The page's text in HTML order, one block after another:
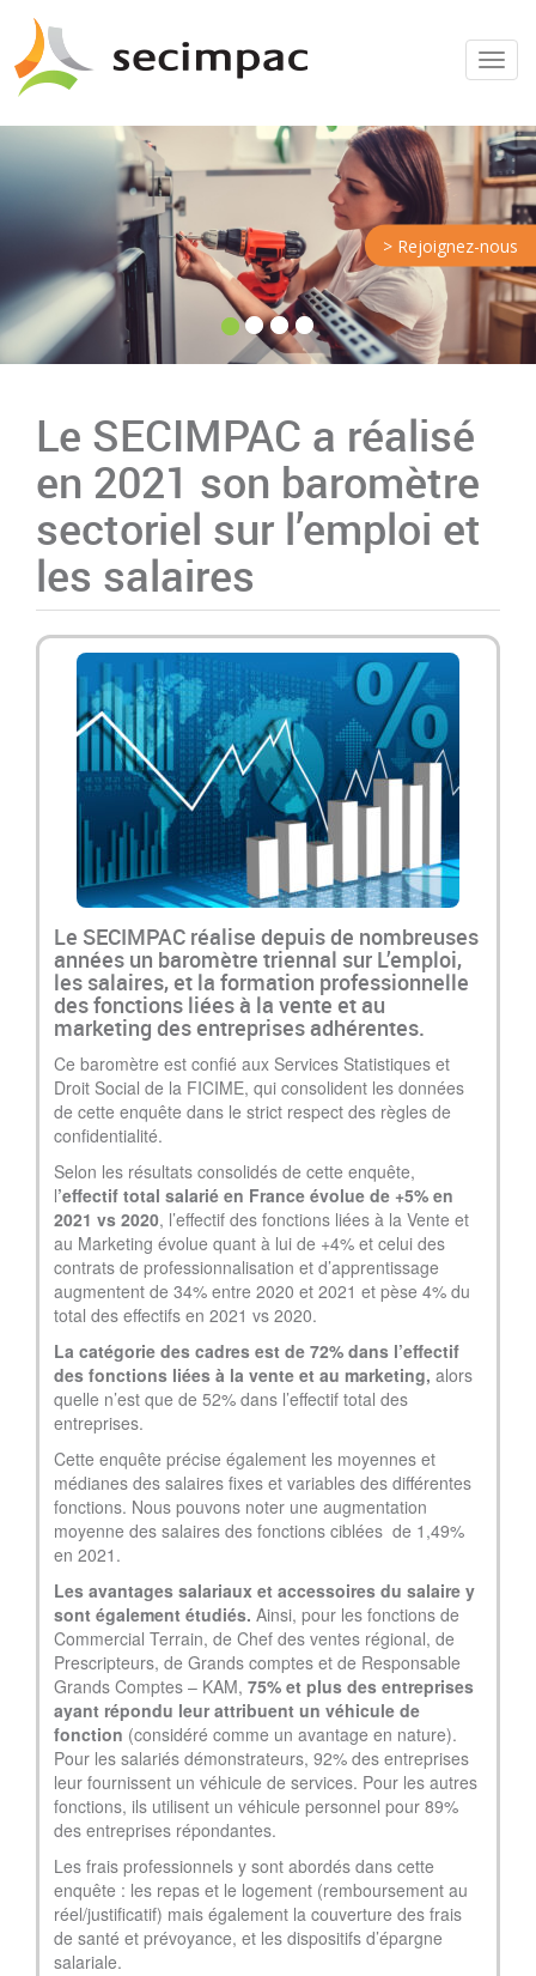
Menu
> Rejoignez-nous
Le SECIMPAC a réalisé
en 2021 son baromètre
sectoriel sur l’emploi et
les salaires
Le SECIMPAC réalise depuis de nombreuses
années un baromètre triennal sur L’emploi,
les salaires, et la formation professionnelle
des fonctions liées à la vente et au
marketing des entreprises adhérentes.
Ce baromètre est confié aux Services Statistiques et
Droit Social de la FICIME, qui consolident les données
de cette enquête dans le strict respect des règles de
confidentialité.
Selon les résultats consolidés de cette enquête,
l’effectif total salarié en France évolue de +5% en
2021 vs 2020, l’effectif des fonctions liées à la Vente et
au Marketing évolue quant à lui de +4% et celui des
contrats de professionnalisation et d’apprentissage
augmentent de 34% entre 2020 et 2021 et pèse 4% du
total des effectifs en 2021 vs 2020.
La catégorie des cadres est de 72% dans l’effectif
des fonctions liées à la vente et au marketing, alors
quelle n’est que de 52% dans l’effectif total des
entreprises.
Cette enquête précise également les moyennes et
médianes des salaires fixes et variables des différentes
fonctions. Nous pouvons noter une augmentation
moyenne des salaires des fonctions ciblées de 1,49%
en 2021.
Les avantages salariaux et accessoires du salaire y
sont également étudiés. Ainsi, pour les fonctions de
Commercial Terrain, de Chef des ventes régional, de
Prescripteurs, de Grands comptes et de Responsable
Grands Comptes – KAM, 75% et plus des entreprises
ayant répondu leur attribuent un véhicule de
fonction (considéré comme un avantage en nature).
Pour les salariés démonstrateurs, 92% des entreprises
leur fournissent un véhicule de services. Pour les autres
fonctions, ils utilisent un véhicule personnel pour 89%
des entreprises répondantes.
Les frais professionnels y sont abordés dans cette
enquête : les repas et le logement (remboursement au
réel/justificatif) mais également la couverture des frais
de santé et prévoyance, et les dispositifs d’épargne
salariale.